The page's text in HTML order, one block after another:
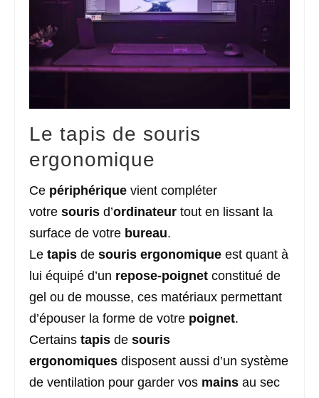
Le tapis de souris
ergonomique
Ce périphérique vient compléter
votre souris d’ordinateur tout en lissant la
surface de votre bureau.
Le tapis de souris ergonomique est quant à
lui équipé d’un repose-poignet constitué de
gel ou de mousse, ces matériaux permettant
d’épouser la forme de votre poignet.
Certains tapis de souris
ergonomiques disposent aussi d’un système
de ventilation pour garder vos mains au sec